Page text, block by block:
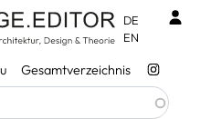
Gesamtverzeichnis
DE
EN
Herbert Fuchs